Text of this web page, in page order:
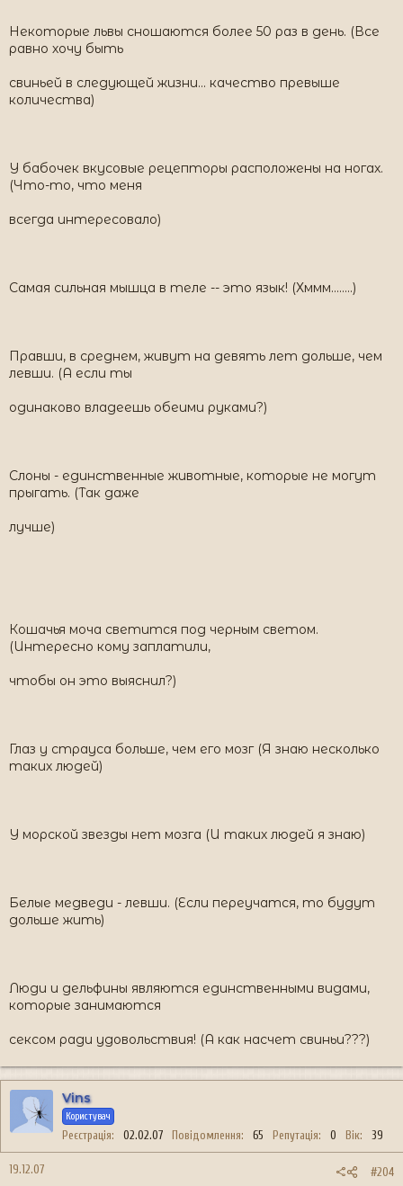
Некоторые львы сношаются более 50 раз в день. (Все
равно хочу быть
свиньей в следующей жизни... качество превыше
количества)
У бабочек вкусовые рецепторы расположены на ногах.
(Что-то, что меня
всегда интересовало)
Самая сильная мышца в теле -- это язык! (Хммм........)
Правши, в среднем, живут на девять лет дольше, чем
левши. (А если ты
одинаково владеешь обеими руками?)
Слоны - единственные животные, которые не могут
прыгать. (Так даже
лучше)
Кошачья моча светится под черным светом.
(Интересно кому заплатили,
чтобы он это выяснил?)
Глаз у страуса больше, чем его мозг (Я знаю несколько
таких людей)
У морской звезды нет мозга (И таких людей я знаю)
Белые медведи - левши. (Если переучатся, то будут
дольше жить)
Люди и дельфины являются единственными видами,
которые занимаются
сексом ради удовольствия! (А как насчет свиньи???)
Vins
Користувач
Реєстрація 02.02.07 Повідомлення 65 Репутація 0 Вік 39
19.12.07 #204